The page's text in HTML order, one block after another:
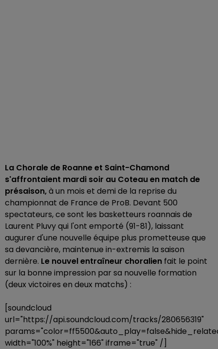
La Chorale de Roanne et Saint-Chamond
s'affrontaient mardi soir au Coteau en match de
présaison,à un mois et demi de la reprise du
championnat de France de ProB. Devant 500
spectateurs, ce sont les basketteurs roannais de
Laurent Pluvy qui l'ont emporté (91-81), laissant
augurer d'une nouvelle équipe plus prometteuse que
sa devancière, maintenue in-extremis la saison
dernière. Le nouvel entraîneur choralien fait le point
sur la bonne impression par sa nouvelle formation
(deux victoires en deux matchs) :
[soundcloud
url="https://api.soundcloud.com/tracks/280656319"
width="100%" height="166" iframe="true" /]